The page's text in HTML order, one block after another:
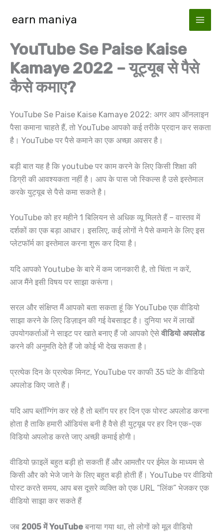
earn maniya
YouTube Se Paise Kaise
Kamaye 2022 – यूट्यूब से पैसे
कैसे कमाए?
YouTube Se Paise Kaise Kamaye 2022: अगर आप ऑनलाइन
पैसा कमाना चाहते हैं, तो YouTube आपको कई तरीके प्रदान कर सकता
है। YouTube पर पैसे कमाने का एक अच्छा अवसर है।
बड़ी बात यह है कि youtube पर काम करने के लिए किसी शिक्षा की
डिग्री की आवश्यकता नहीं है। आप के पास जो स्किल्स है उसे इस्तेमाल
करके युट्यूब से पैसे कमा सकते है।
YouTube को हर महीने 1 बिलियन से अधिक व्यू मिलते हैं – वास्तव में
दर्शकों का एक बड़ा आधार। इसलिए, कई लोगों ने पैसे कमाने के लिए इस
प्लेटफॉर्म का इस्तेमाल करना शुरू कर दिया है।
यदि आपको Youtube के बारे में कम जानकारी है, तो चिंता न करें,
आज मैंने इसी विषय पर साझा करूंगा।
सरल और संक्षिप्त मैं आपको बता सकता हूं कि YouTube एक वीडियो
साझा करने के लिए डिज़ाइन की गई वेबसाइट है। दुनिया भर में लाखों
उपयोगकर्ताओं ने साइट पर खाते बनाए हैं जो आपको ऐसे वीडियो अपलोड
करने की अनुमति देते हैं जो कोई भी देख सकता है।
प्रत्येक दिन के प्रत्येक मिनट, YouTube पर काफी 35 घंटे के वीडियो
अपलोड किए जाते हैं।
यदि आप ब्लॉग्गिंग कर रहे है तो ब्लॉग पर हर दिन एक पोस्ट अपलोड करना
होता है ताकि हमारी ऑडियंस बनी है वैसे ही युट्यूब पर हर दिन एक-एक
विडियो अपलोड करते जाए अच्छी कमाई होगी।
वीडियो फ़ाइलें बहुत बड़ी हो सकती हैं और आमतौर पर ईमेल के माध्यम से
किसी और को भेजे जाने के लिए बहुत बड़ी होती हैं। YouTube पर वीडियो
पोस्ट करते समय, आप बस दूसरे व्यक्ति को एक URL “लिंक” भेजकर एक
वीडियो साझा कर सकते हैं
जब 2005 में YouTube बनाया गया था, तो लोगों को मूल वीडियो